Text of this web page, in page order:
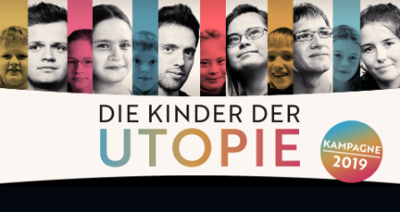
Die
Kinder
der